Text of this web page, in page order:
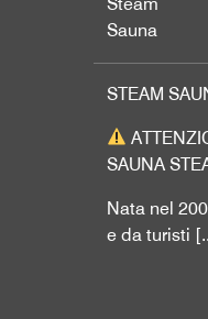
STEAM
SAUNA
Nata nel
e da turisti